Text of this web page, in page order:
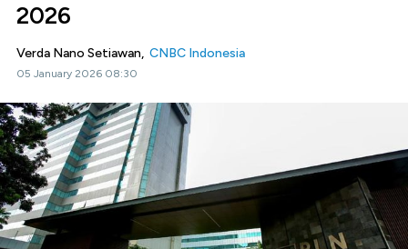
2026
Verda Nano Setiawan, CNBC Indonesia
05 January 2026 08:30